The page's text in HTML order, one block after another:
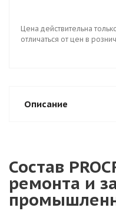
Цена действительна
отличаться от цен в
Описание
Состав
ремонта и